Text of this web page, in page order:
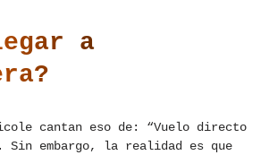
a
cantan eso de: “Vuelo directo
Sin embargo, la realidad es que